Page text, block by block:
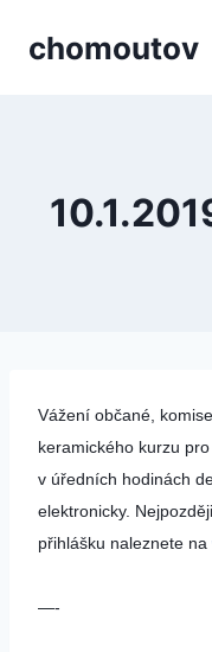
chomoutov
Vážení občané,
keramického kurzu
v úředních hodinách
elektronicky.
přihlášku naleznete na
—-